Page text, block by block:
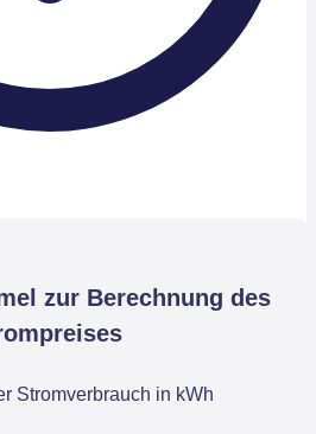
zur Berechnung des
Stromverbrauch in kWh